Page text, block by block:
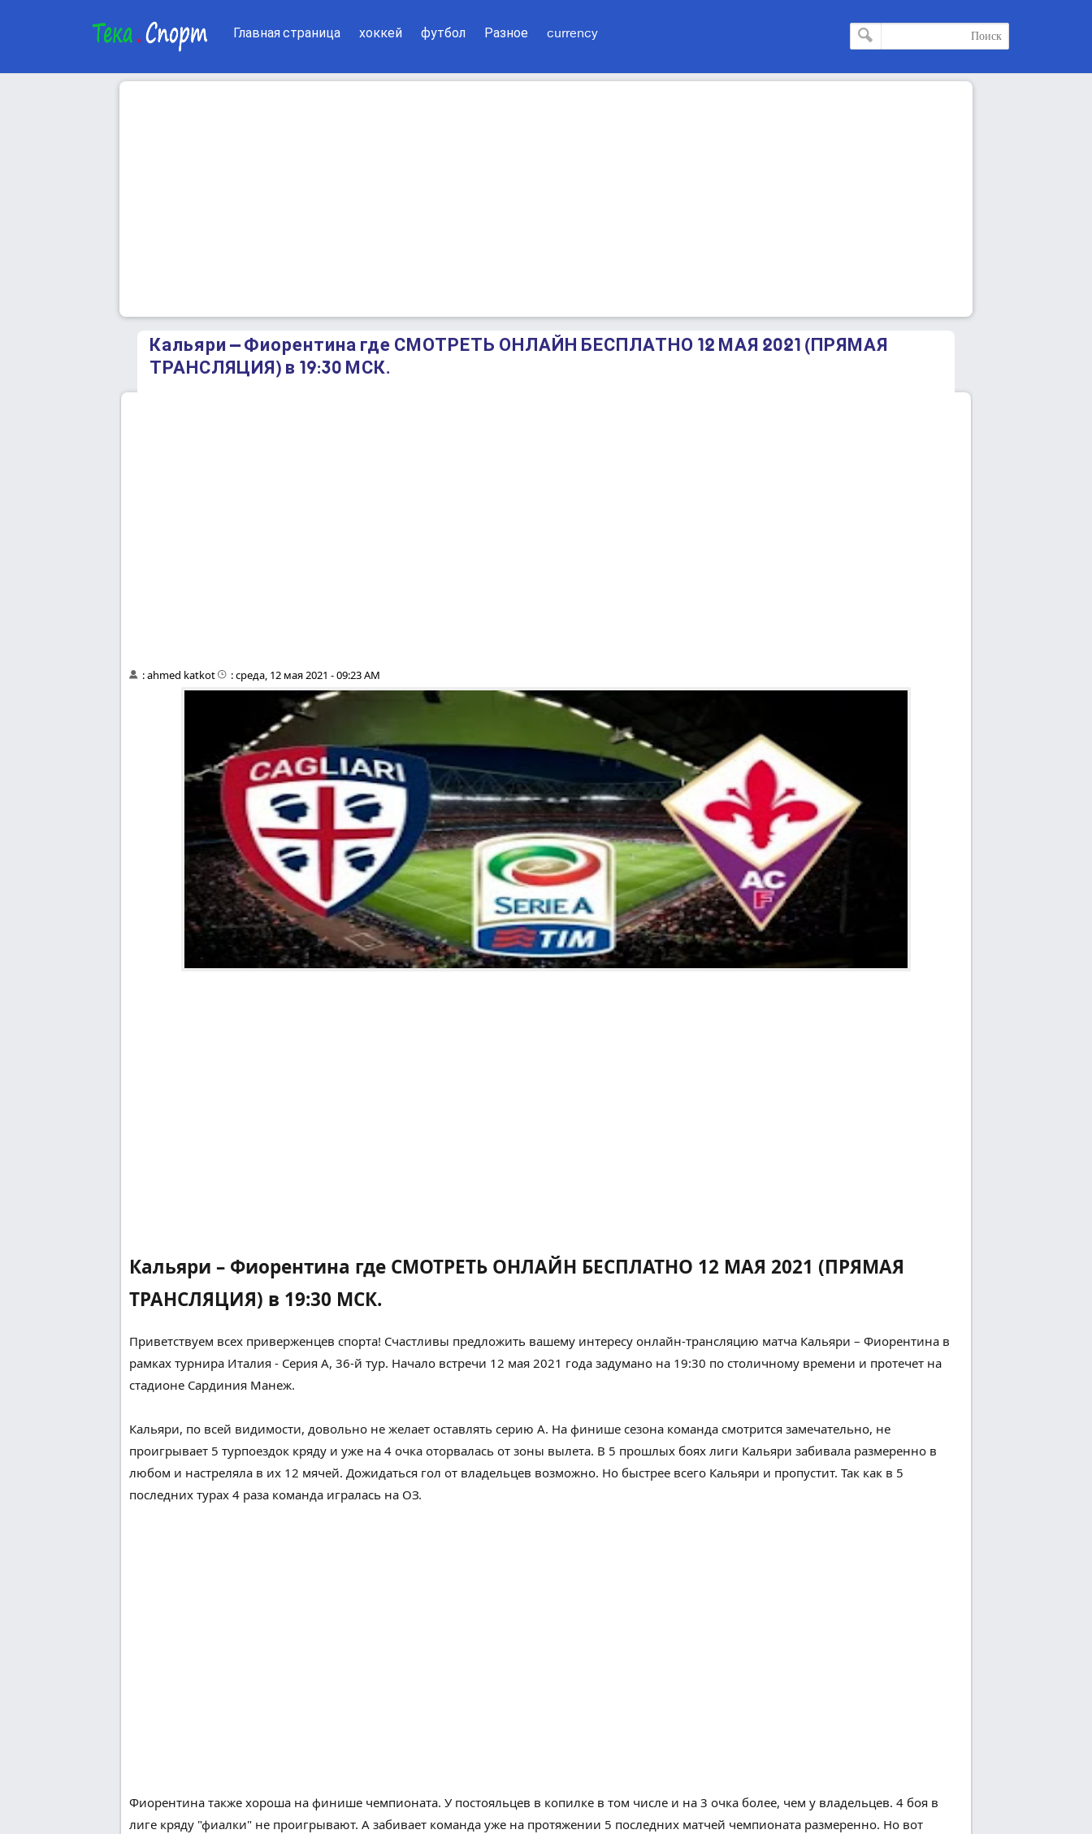
Главная страница хоккей футбол Разное currency
Кальяри – Фиорентина где СМОТРЕТЬ ОНЛАЙН БЕСПЛАТНО 12 МАЯ 2021 (ПРЯМАЯ
ТРАНСЛЯЦИЯ) в 19:30 МСК.
:ahmed katkot :среда, 12 мая 2021 - 09:23 AM
Кальяри – Фиорентина где СМОТРЕТЬ ОНЛАЙН БЕСПЛАТНО 12 МАЯ 2021 (ПРЯМАЯ
ТРАНСЛЯЦИЯ) в 19:30 МСК.
Приветствуем всех приверженцев спорта! Счастливы предложить вашему интересу онлайн-трансляцию матча Кальяри – Фиорентина в
рамках турнира Италия - Серия А, 36-й тур. Начало встречи 12 мая 2021 года задумано на 19:30 по столичному времени и протечет на
стадионе Сардиния Манеж.
Кальяри, по всей видимости, довольно не желает оставлять серию А. На финише сезона команда смотрится замечательно, не
проигрывает 5 турпоездок кряду и уже на 4 очка оторвалась от зоны вылета. В 5 прошлых боях лиги Кальяри забивала размеренно в
любом и настреляла в их 12 мячей. Дожидаться гол от владельцев возможно. Но быстрее всего Кальяри и пропустит. Так как в 5
последних турах 4 раза команда игралась на ОЗ.
Фиорентина также хороша на финише чемпионата. У постояльцев в копилке в том числе и на 3 очка более, чем у владельцев. 4 боя в
лиге кряду "фиалки" не проигрывают. А забивает команда уже на протяжении 5 последних матчей чемпионата размеренно. Но вот